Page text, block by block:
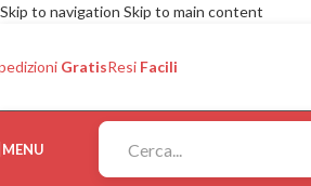
Skip to navigation Skip to main content
GratisResi Facili
MENU